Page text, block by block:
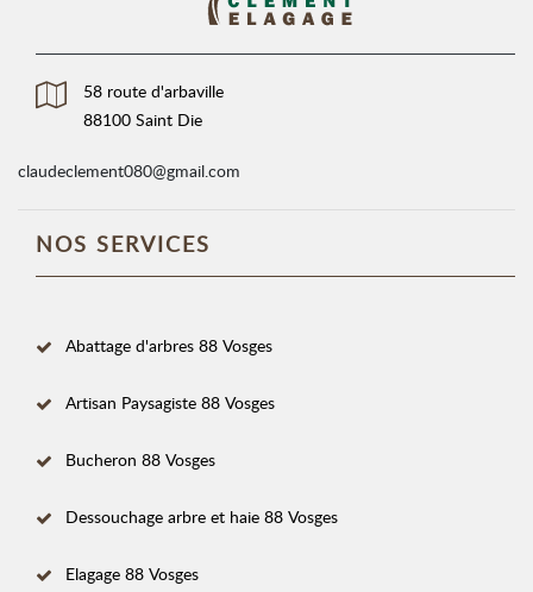
58 route d'arbaville
88100 Saint Die
claudeclement080@gmail.com
NOS SERVICES
Abattage d'arbres 88 Vosges
Artisan Paysagiste 88 Vosges
Bucheron 88 Vosges
Dessouchage arbre et haie 88 Vosges
Elagage 88 Vosges